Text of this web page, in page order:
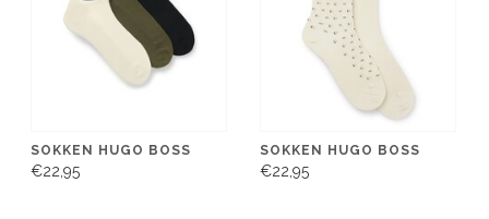
SOKKEN HUGO BOSS
€22,95
SOKKEN HUGO BOSS
€22,95